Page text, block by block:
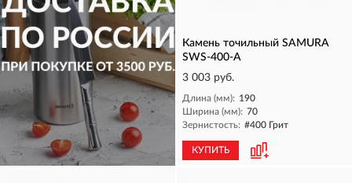
КУПИТЬ
Камень точильный SAMURA
SWS-400-A
3 003 руб.
Длина (мм): 190
Ширина (мм): 70
Зернистость: #400 Грит
КУПИТЬ